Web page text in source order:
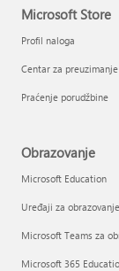
Microsoft Store
Profil naloga
Centar za preuzimanje
Praćenje porudžbine
Obrazovanje
Microsoft Education
Uređaji za obrazovanje
Microsoft Teams za
Microsoft 365